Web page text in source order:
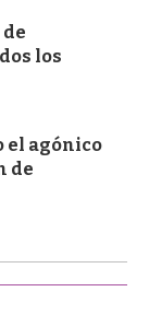
los
el agónico
de